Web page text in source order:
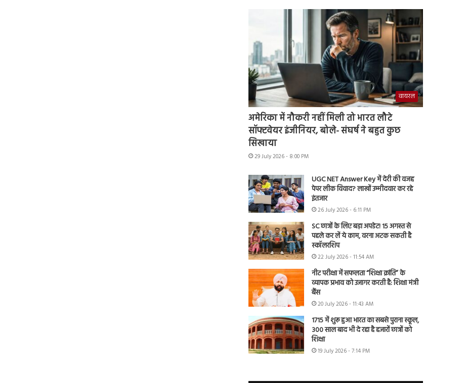
वायरल
अमेरिका में नौकरी नहीं मिली तो भारत लौटे
सॉफ्टवेयर इंजीनियर, बोले- संघर्ष ने बहुत कुछ
सिखाया
29 July 2026 - 8:00 PM
UGC NET Answer Key में देरी की वजह
पेपर लीक विवाद? लाखों उम्मीदवार कर रहे
इंतजार
26 July 2026 - 6:11 PM
SC छात्रों के लिए बड़ा अपडेट! 15 अगस्त से
पहले कर लें ये काम, वरना अटक सकती है
स्कॉलरशिप
22 July 2026 - 11:54 AM
नीट परीक्षा में सफलता “शिक्षा क्रांति” के
व्यापक प्रभाव को उजागर करती है: शिक्षा मंत्री
बैंस
20 July 2026 - 11:43 AM
1715 में शुरू हुआ भारत का सबसे पुराना स्कूल,
300 साल बाद भी दे रहा है हजारों छात्रों को
शिक्षा
19 July 2026 - 7:14 PM